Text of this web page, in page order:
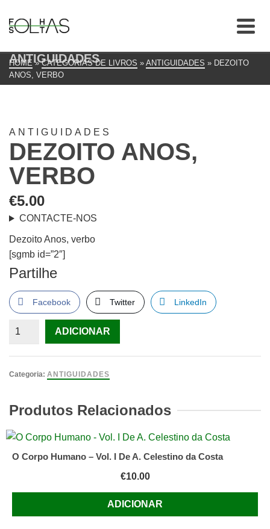
ANTIGUIDADES
HOME » CATEGORIAS DE LIVROS » ANTIGUIDADES » DEZOITO
ANOS, VERBO
ANTIGUIDADES
DEZOITO ANOS,
VERBO
€5.00
CONTACTE-NOS
Dezoito Anos, verbo
[sgmb id=”2″]
Partilhe
Facebook Twitter LinkedIn
Quantidade
Anos,
ADICIONAR
Categoria: ANTIGUIDADES
Produtos Relacionados
O Corpo Humano – Vol. I De A. Celestino da Costa
€10.00
ADICIONAR